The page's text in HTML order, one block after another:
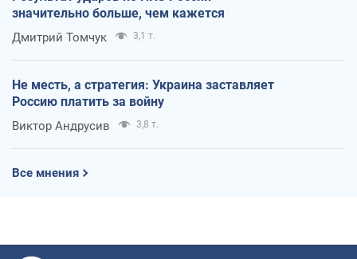
значительно больше, чем кажется
Дмитрий Томчук 3,1 т.
Не месть, а стратегия: Украина заставляет
Россию платить за войну
Виктор Андрусив 3,8 т.
Все мнения